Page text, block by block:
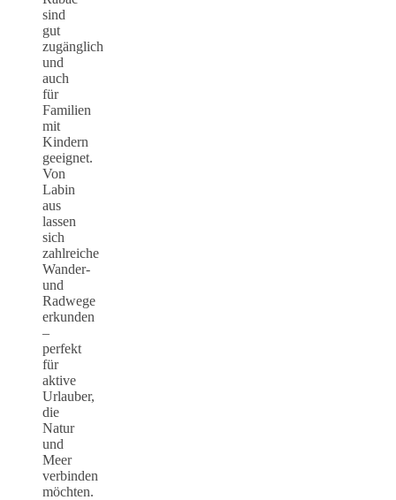
sind
gut
zugänglich
und
auch
für
Familien
mit
Kindern
geeignet.
Von
Labin
aus
lassen
sich
zahlreiche
Wander-
und
Radwege
erkunden
–
perfekt
für
aktive
Urlauber,
die
Natur
und
Meer
verbinden
möchten.